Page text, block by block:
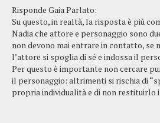
Risponde Gaia Parlato:
Su questo, in realtà, la risposta è più
Nadia che attore e personaggio sono
non devono mai entrare in contatto, se
l’attore si spoglia di sé e indossa il
Per questo è importante non cercare
il personaggio: altrimenti si rischia di
propria individualità e di non restituirlo